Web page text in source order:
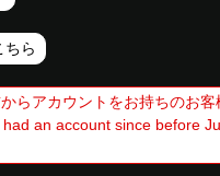
ちら
らアカウントをお持ちのお客
an account since before